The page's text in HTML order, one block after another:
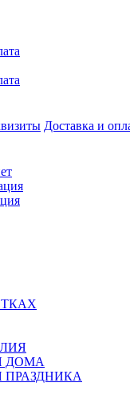
Доставка и
ДОМА
ПРАЗДНИКА